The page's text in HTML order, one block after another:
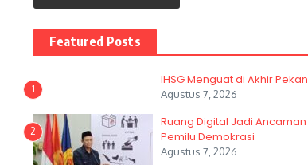
Featured Posts
1
IHSG Menguat di Akhir Pekan
Agustus 7, 2026
2
Ruang Digital Jadi Ancaman
Pemilu Demokrasi
Agustus 7, 2026